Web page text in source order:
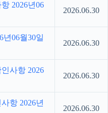
2026년06
2026.06.30
년06월30일
2026.06.30
사항 2026
2026.06.30
항 2026년
2026.06.30